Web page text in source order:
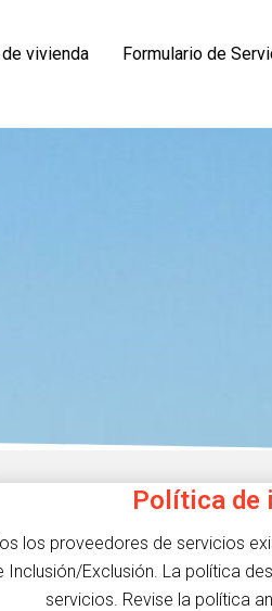
vivienda Formulario de
Política de
los proveedores de servicios
Inclusión/Exclusión. La política
servicios. Revise la política